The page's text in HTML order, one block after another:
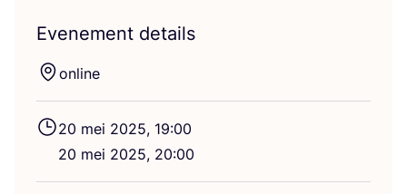
Evenement details
onli­ne
20 mei 2025, 19:00
20 mei 2025, 20:00